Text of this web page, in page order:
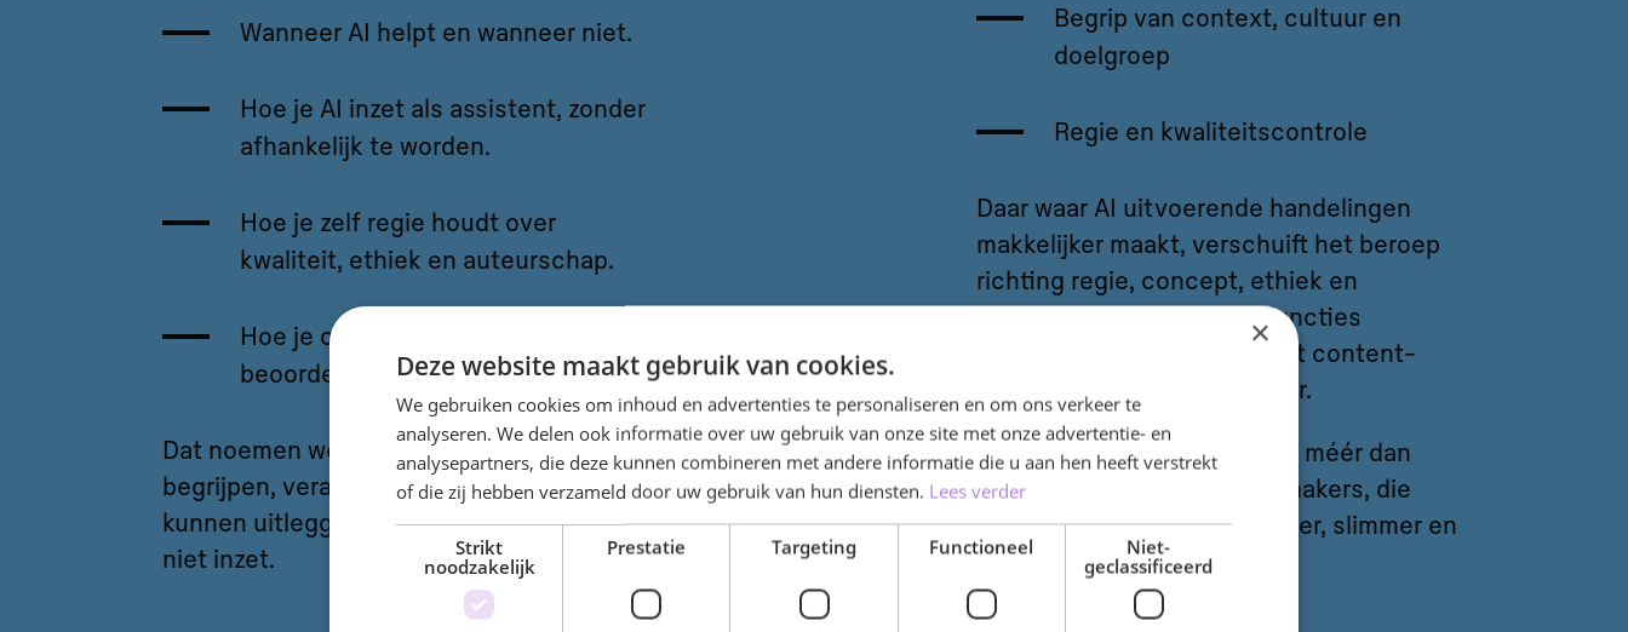
Wanneer AI helpt en wanneer niet.
Hoe je AI inzet als assistent, zonder
afhankelijk te worden.
Hoe je zelf regie houdt over
kwaliteit, ethiek en auteurschap.
Hoe je output van AI kritisch
beoordeelt.
Dat noemen we AI-wijsheid:technologie
begrijpen, verantwoord gebruiken en
kunnen uitleggen waarom je iets wél of
niet inzet.
Begrip van context, cultuur en
doelgroep
Regie en kwaliteitscontrole
Daar waar AI uitvoerende handelingen
makkelijker maakt, verschuift het beroep
richting regie, concept, ethiek en
systeemdenken. Nieuwe functies
ontstaan – van AI-trainer tot content-
curator en kwaliteitsbewaker.
Onze studenten worden dus méér dan
makers: ze worden nieuwe makers, die
technologie inzetten om beter, slimmer en
duurzamer te creëren.
×
Deze website maakt gebruik van cookies.
We gebruiken cookies om inhoud en advertenties te personaliseren en om ons verkeer te
analyseren. We delen ook informatie over uw gebruik van onze site met onze advertentie- en
analysepartners, die deze kunnen combineren met andere informatie die u aan hen heeft verstrekt
of die zij hebben verzameld door uw gebruik van hun diensten. Lees verder
Strikt
noodzakelijk
Prestatie Targeting Functioneel
Niet-
geclassificeerd